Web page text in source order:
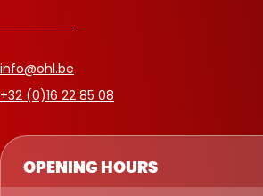
OPENING HOURS
info@ohl.be
+32 (0)16 22 85 08